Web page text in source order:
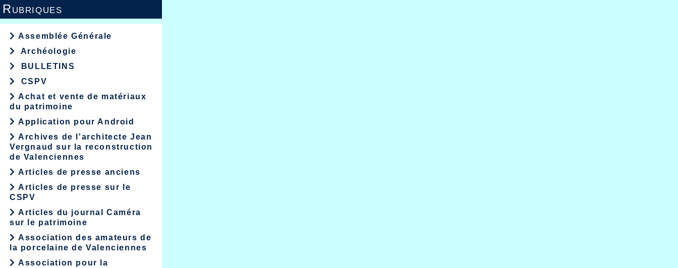
Rubriques
Assemblée Générale
Archéologie
BULLETINS
CSPV
Achat et vente de matériaux
du patrimoine
Application pour Android
Archives de l'architecte Jean
Vergnaud sur la reconstruction
de Valenciennes
Articles de presse anciens
Articles de presse sur le
CSPV
Articles du journal Caméra
sur le patrimoine
Association des amateurs de
la porcelaine de Valenciennes
Association pour la